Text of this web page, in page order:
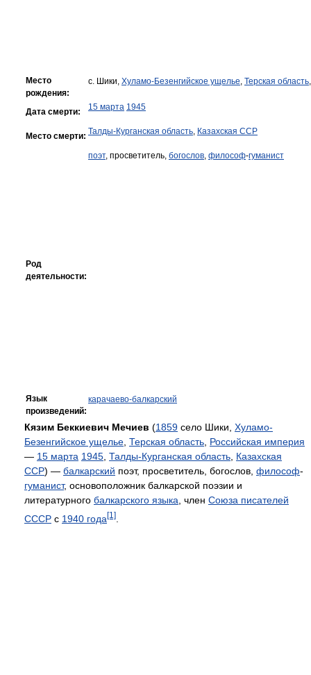
Место
рождения:
с. Шики, Хуламо-Безенгийское ущелье, Терская область
Дата смерти: 15 марта 1945
Место смерти: Талды-Курганская область, Казахская ССР
Род
деятельности:
поэт, просветитель, богослов, философ-гуманист
Язык
произведений:
карачаево-балкарский
Кязим Беккиевич Мечиев (1859 село Шики, Хуламо-
Безенгийское ущелье Терская область Российская империя
— 15 марта 1945 Талды-Курганская область Казахская
ССР) — балкарский поэт, просветитель, богослов, философ-
гуманист, основоположник балкарской поэзии и
литературного балкарского языка , член Союза писателей
СССР с 1940 года[1]